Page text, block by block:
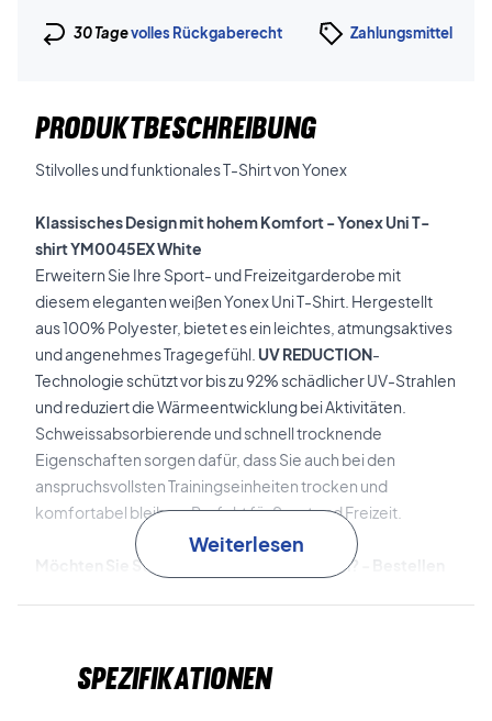
30 Tagevolles Rückgaberecht Zahlungsmittel
PRODUKTBESCHREIBUNG
Stilvolles und funktionales T-Shirt von Yonex
Klassisches Design mit hohem Komfort - Yonex Uni T-
shirt YM0045EX White
Erweitern Sie Ihre Sport- und Freizeitgarderobe mit
diesem eleganten weißen Yonex Uni T-Shirt. Hergestellt
aus 100% Polyester, bietet es ein leichtes, atmungsaktives
und angenehmes Tragegefühl. UV REDUCTION-
Technologie schützt vor bis zu 92% schädlicher UV-Strahlen
und reduziert die Wärmeentwicklung bei Aktivitäten.
Schweissabsorbierende und schnell trocknende
Eigenschaften sorgen dafür, dass Sie auch bei den
anspruchsvollsten Trainingseinheiten trocken und
komfortabel bleiben. Perfekt für Sport und Freizeit.
Möchten Sie Stil und Funktion kombinieren? - Bestellen
Weiterlesen
Spezifikationen